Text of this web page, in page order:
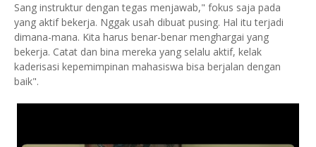
Sang instruktur dengan tegas menjawab," fokus saja pada
yang aktif bekerja. Nggak usah dibuat pusing. Hal itu terjadi
dimana-mana. Kita harus benar-benar menghargai yang
bekerja. Catat dan bina mereka yang selalu aktif, kelak
kaderisasi kepemimpinan mahasiswa bisa berjalan dengan
baik".